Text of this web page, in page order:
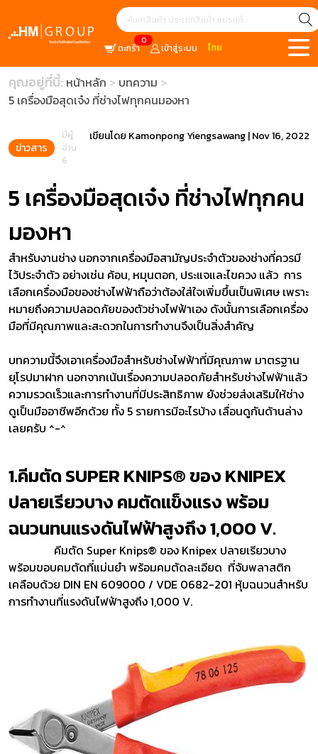
0
ตะกร้า เข้าสู่ระบบ ไทย
คุณอยู่ที่นี้: หน้าหลัก
บทความ
5 เครื่องมือสุดเจ๋ง ที่ช่างไฟทุกคนมองหา
ข่าวสาร
มีผู้
อ่าน
6
เขียนโดย Kamonpong Yiengsawang|Nov 16, 2022
5 เครื่องมือสุดเจ๋ง ที่ช่างไฟทุกคน
มองหา
สำหรับงานช่าง นอกจากเครื่องมือสามัญประจำตัวของช่างที่ควรมี
ไว้ประจำตัว อย่างเช่น ค้อน, หมุนตอก, ประแจและไขควง แล้ว การ
เลือกเครื่องมือของช่างไฟฟ้าถือว่าต้องใส่ใจเพิ่มขึ้นเป็นพิเศษ เพราะ
หมายถึงความปลอดภัยของตัวช่างไฟฟ้าเอง ดังนั้นการเลือกเครื่อง
มือที่มีคุณภาพและสะดวกในการทำงานจึงเป็นสิ่งสำคัญ
บทความนี้จึงเอาเครื่องมือสำหรับช่างไฟฟ้าที่มีคุณภาพ มาตรฐาน
ยุโรปมาฝาก นอกจากเน้นเรื่องความปลอดภัยสำหรับช่างไฟฟ้าแล้ว
ความรวดเร็วและการทำงานที่มีประสิทธิภาพ ยังช่วยส่งเสริมให้ช่าง
ดูเป็นมืออาชีพอีกด้วย ทั้ง 5 รายการมีอะไรบ้าง เลื่อนดูกันด้านล่าง
เลยครับ ^-^
1.คีมตัด SUPER KNIPS® ของ KNIPEX
ปลายเรียวบาง คมตัดแข็งแรง พร้อม
ฉนวนทนแรงดันไฟฟ้าสูงถึง 1,000 V.
คีมตัด Super Knips® ของ Knipex ปลายเรียวบาง
พร้อมขอบคมตัดที่แม่นยำ พร้อมคมตัดละเอียด ที่จับพลาสติก
เคลือบด้วย DIN EN 609000 / VDE 0682-201 หุ้มฉนวนสำหรับ
การทำงานที่แรงดันไฟฟ้าสูงถึง 1,000 V.